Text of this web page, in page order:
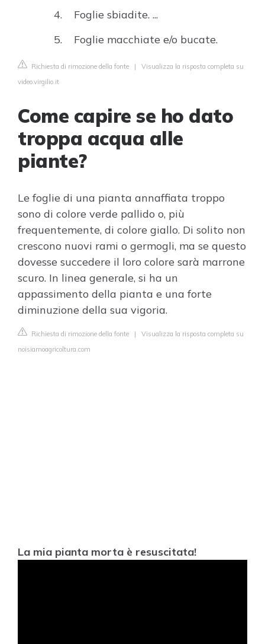
Foglie sbiadite. ...
Foglie macchiate e/o bucate.
Richiesta di rimozione della fonte | Visualizza la risposta completa su
video.virgilio.it
Come capire se ho dato
troppa acqua alle
piante?
Le foglie di una pianta annaffiata troppo
sono di colore verde pallido o, più
frequentemente, di colore giallo. Di solito non
crescono nuovi rami o germogli, ma se questo
dovesse succedere il loro colore sarà marrone
scuro. In linea generale, si ha un
appassimento della pianta e una forte
diminuzione della sua vigoria.
Richiesta di rimozione della fonte | Visualizza la risposta completa su
noisiamoagricoltura.com
La mia pianta morta è resuscitata!